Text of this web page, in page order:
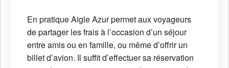
En pratique Aigle Azur permet aux voyageurs
de partager les frais à l’occasion d’un séjour
entre amis ou en famille, ou même d’offrir un
billet d’avion. Il suffit d’effectuer sa réservation